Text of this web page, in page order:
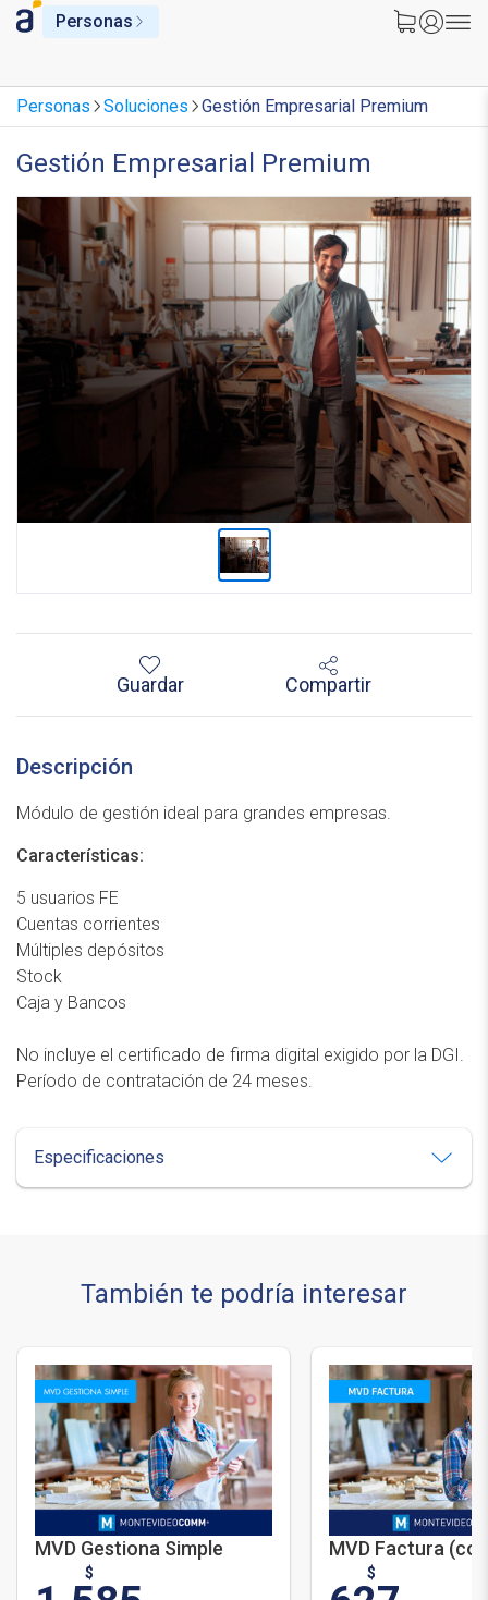
Personas
Personas Soluciones Gestión Empresarial Premium
Gestión Empresarial Premium
Guardar Compartir
Descripción
Módulo de gestión ideal para grandes empresas.
Características:
5 usuarios FE
Cuentas corrientes
Múltiples depósitos
Stock
Caja y Bancos
No incluye el certificado de firma digital exigido por la DGI.
Período de contratación de 24 meses.
Especificaciones
También te podría interesar
MVD Gestiona Simple
$
MVD Factura
$